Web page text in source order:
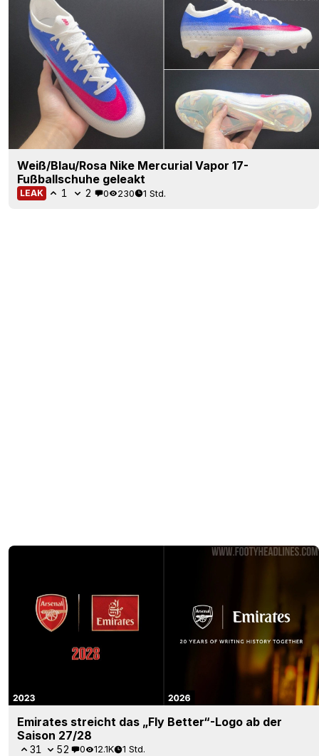
Weiß/Blau/Rosa Nike Mercurial Vapor 17-
Fußballschuhe geleakt
LEAK 1 2 0 230 1 Std.
Emirates streicht das „Fly Better“-Logo ab der
Saison 27/28
31 52 0 12.1K 1 Std.